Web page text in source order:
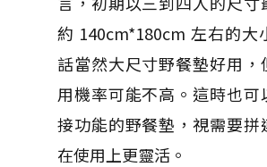
約 140cm*180cm 左右的大
話當然大尺寸野餐墊好用，
用機率可能不高。這時也可
接功能的野餐墊，視需要拼
在使用上更靈活。